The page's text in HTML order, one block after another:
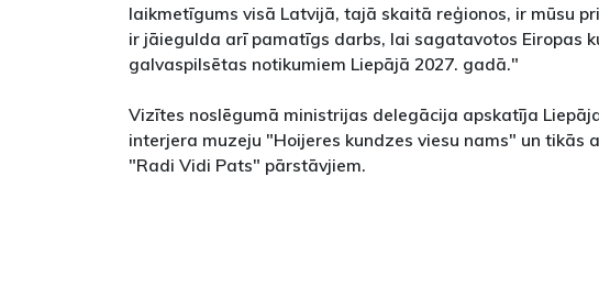
laikmetīgums visā Latvijā, tajā skaitā reģionos, ir mūsu
ir jāiegulda arī pamatīgs darbs, lai sagatavotos Eiropas
galvaspilsētas notikumiem Liepājā 2027. gadā."
Vizītes noslēgumā ministrijas delegācija apskatīja
interjera muzeju "Hoijeres kundzes viesu nams" un tikās
"Radi Vidi Pats" pārstāvjiem.